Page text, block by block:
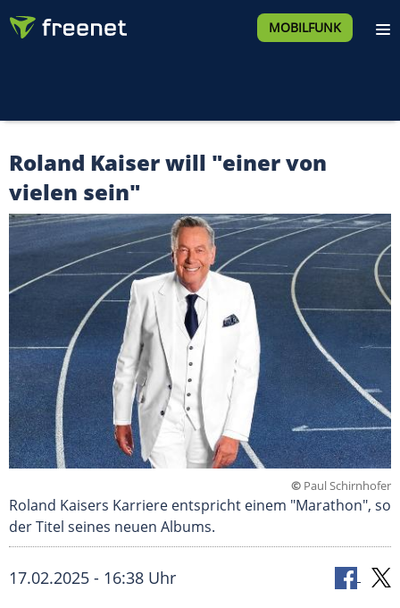
MOBILFUNK
Roland Kaiser will "einer von
vielen sein"
© Paul Schirnhofer
Roland Kaisers Karriere entspricht einem "Marathon", so
der Titel seines neuen Albums.
17.02.2025 - 16:38 Uhr